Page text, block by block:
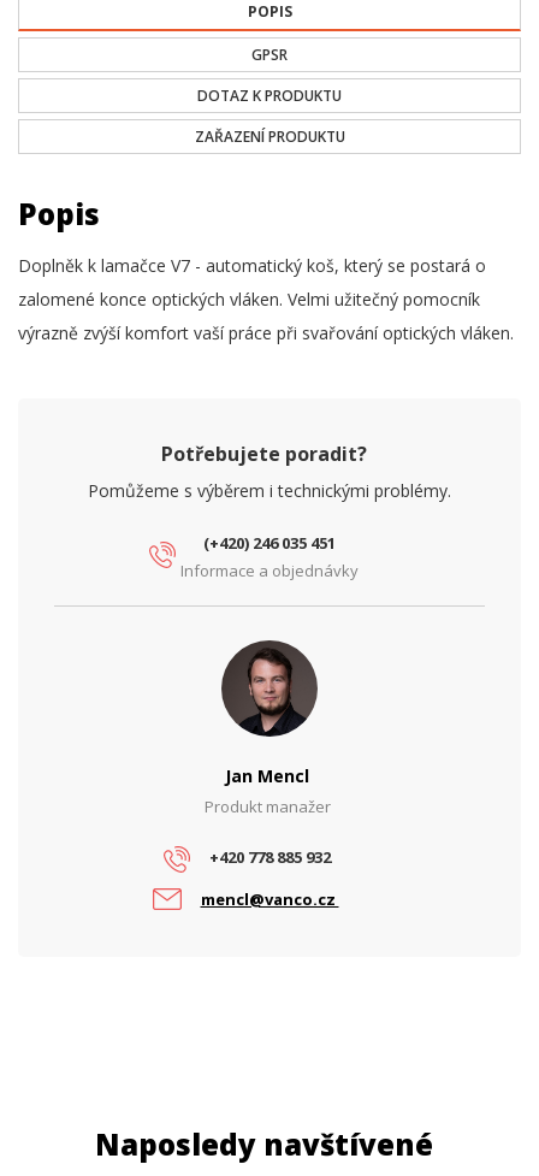
POPIS
GPSR
DOTAZ K PRODUKTU
ZAŘAZENÍ PRODUKTU
Popis
Doplněk k lamačce V7 - automatický koš, který se postará o
zalomené konce optických vláken. Velmi užitečný pomocník
výrazně zvýší komfort vaší práce při svařování optických vláken.
Potřebujete poradit?
Pomůžeme s výběrem i technickými problémy.
(+420) 246 035 451
Informace a objednávky
Jan Mencl
Produkt manažer
+420 778 885 932
mencl@vanco.cz
Naposledy navštívené